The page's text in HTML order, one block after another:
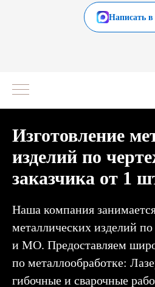
Написать
Изготовление
изделий по
заказчика от 1
Наша компания
металлических изделий
и МО. Предоставляем
по металлообработке:
гибочные и сварочные